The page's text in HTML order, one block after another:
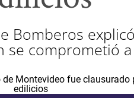
Bomberos
se comprometió